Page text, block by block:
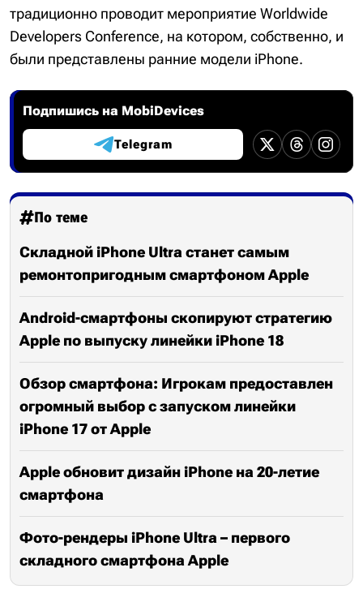
традиционно проводит мероприятие Worldwide
Developers Conference, на котором, собственно, и
были представлены ранние модели iPhone.
Подпишись на MobiDevices
Telegram
По теме
Складной iPhone Ultra станет самым
ремонтопригодным смартфоном Apple
Android-смартфоны скопируют стратегию
Apple по выпуску линейки iPhone 18
Обзор смартфона: Игрокам предоставлен
огромный выбор с запуском линейки
iPhone 17 от Apple
Apple обновит дизайн iPhone на 20-летие
смартфона
Фото-рендеры iPhone Ultra – первого
складного смартфона Apple